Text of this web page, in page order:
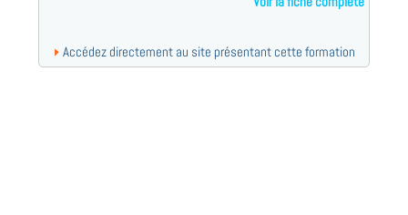
Accédez directement au site présentant cette formation